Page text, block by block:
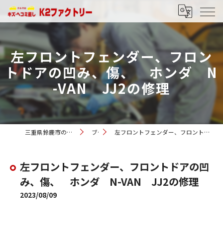
左フロントフェンダー、フロン
トドアの凹み、傷、 ホンダ N
-VAN JJ2の修理
三重県鈴鹿市の車修理ならK2ファクトリー ブログ 左フロントフェンダー、フロントドアの凹み、傷、 ホンダ N-VAN JJ2の修理
左フロントフェンダー、フロントドアの凹
み、傷、 ホンダ N-VAN JJ2の修理
2023/08/09